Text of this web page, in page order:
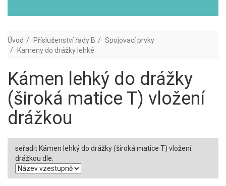
Úvod Příslušenství řady B
Spojovací prvky
Kameny do drážky lehké
Kámen lehký do drážky
(široká matice T) vložení
drážkou
seřadit Kámen lehký do drážky (široká matice T) vložení
drážkou dle: